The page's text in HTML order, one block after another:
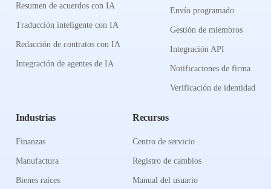
Resumen de acuerdos con IA
Traducción inteligente con IA
Redacción de contratos con IA
Integración de agentes de IA
Envío programado
Gestión de miembros
Integración API
Notificaciones de firma
Verificación de identidad
Industrias
Finanzas
Manufactura
Bienes raíces
Recursos
Centro de servicio
Registro de cambios
Manual del usuario